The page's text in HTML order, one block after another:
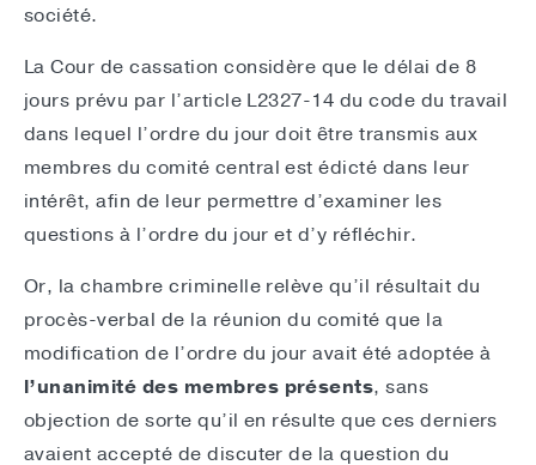
société.
La Cour de cassation considère que le délai de 8
jours prévu par l’article L2327-14 du code du travail
dans lequel l’ordre du jour doit être transmis aux
membres du comité central est édicté dans leur
intérêt, afin de leur permettre d’examiner les
questions à l’ordre du jour et d’y réfléchir.
Or, la chambre criminelle relève qu’il résultait du
procès-verbal de la réunion du comité que la
modification de l’ordre du jour avait été adoptée à
l’unanimité des membres présents, sans
objection de sorte qu’il en résulte que ces derniers
avaient accepté de discuter de la question du